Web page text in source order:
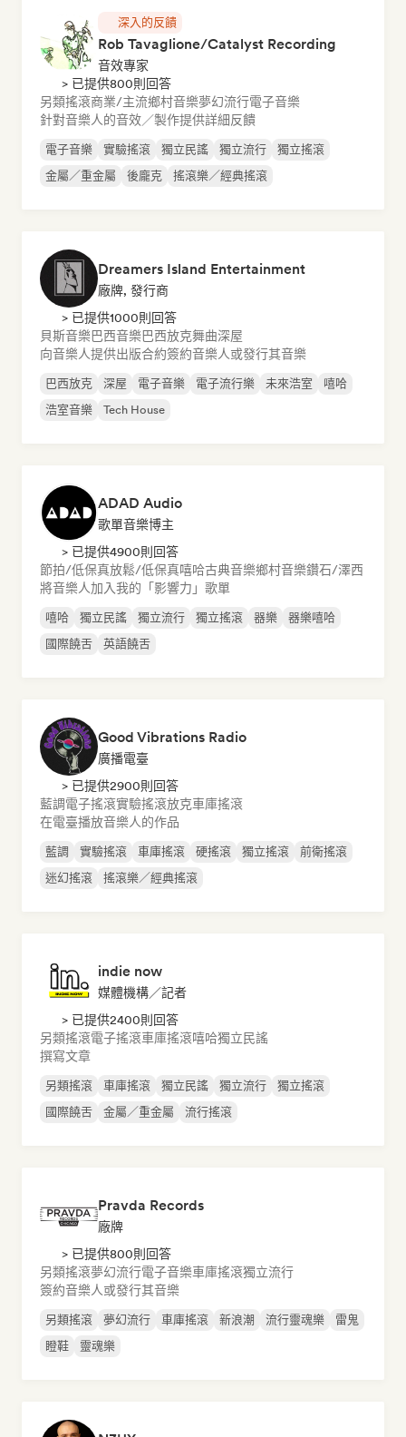
深入的反饋
Rob Tavaglione/Catalyst Recording
音效專家
> 已提供800則回答
另類搖滾商業/主流鄉村音樂夢幻流行電子音樂
針對音樂人的音效／製作提供詳細反饋
電子音樂 實驗搖滾 獨立民謠 獨立流行
獨立搖滾
金屬／重金屬
後龐克 搖滾樂／經典搖滾
Dreamers Island Entertainment
廠牌, 發行商
> 已提供1000則回答
貝斯音樂巴西音樂巴西放克舞曲深屋
向音樂人提供出版合約簽約音樂人或發行其音樂
巴西放克 深屋 電子音樂 電子流行樂 未來浩室
嘻哈
浩室音樂
Tech House
ADAD Audio
歌單音樂博主
> 已提供4900則回答
節拍/低保真放鬆/低保真嘻哈古典音樂鄉村音樂鑽石/澤西
將音樂人加入我的「影響力」歌單
嘻哈 獨立民謠 獨立流行 獨立搖滾 器樂
器樂嘻哈
國際饒舌
英語饒舌
Good Vibrations Radio
廣播電臺
> 已提供2900則回答
藍調電子搖滾實驗搖滾放克車庫搖滾
在電臺播放音樂人的作品
藍調 實驗搖滾 車庫搖滾 硬搖滾 獨立搖滾
前衛搖滾
迷幻搖滾
搖滾樂／經典搖滾
indie now
媒體機構／記者
> 已提供2400則回答
另類搖滾電子搖滾車庫搖滾嘻哈獨立民謠
撰寫文章
另類搖滾 車庫搖滾 獨立民謠 獨立流行
獨立搖滾
國際饒舌
金屬／重金屬 流行搖滾
Pravda Records
廠牌
> 已提供800則回答
另類搖滾夢幻流行電子音樂車庫搖滾獨立流行
簽約音樂人或發行其音樂
另類搖滾 夢幻流行 車庫搖滾 新浪潮 流行靈魂樂
雷鬼
瞪鞋
靈魂樂